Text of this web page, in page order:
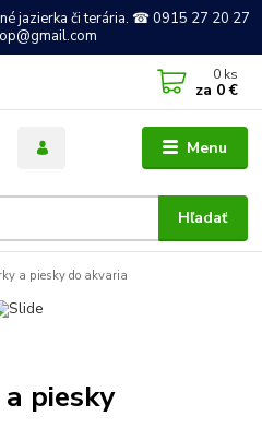
jazierka či terária. ☎ 0915 27 20 27
Menu
Hľadať
0 ks
za 0 €
a piesky do akvaria
piesky